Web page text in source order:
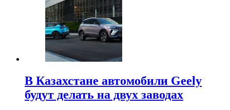
В Казахстане автомобили Geely
будут делать на двух заводах